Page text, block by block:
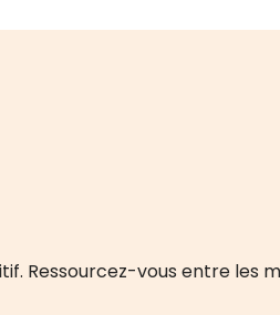
Ressourcez-vous entre les